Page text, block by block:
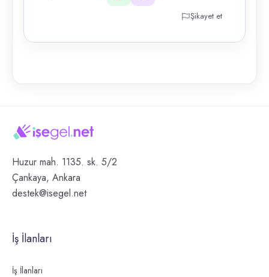
Şikayet et
Huzur mah. 1135. sk. 5/2
Çankaya, Ankara
destek@isegel.net
İş İlanları
İş İlanları